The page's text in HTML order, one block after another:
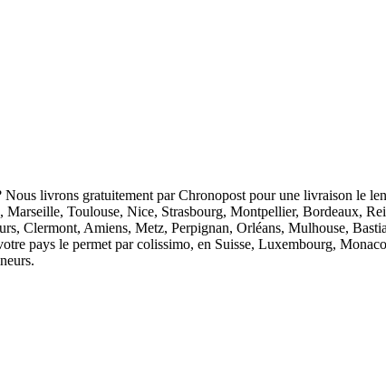
livrons gratuitement par Chronopost pour une livraison le
Toulouse, Nice, Strasbourg, Montpellier, Bordeaux,
Clermont, Amiens, Metz, Perpignan, Orléans, Mulhouse,
pays le permet par colissimo, en Suisse, Luxembourg,